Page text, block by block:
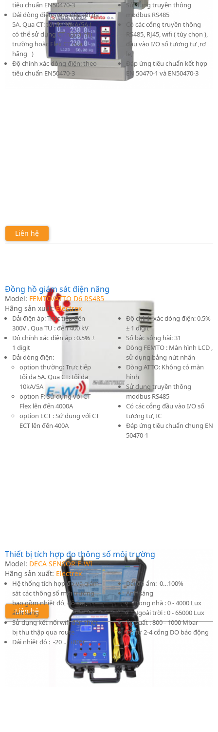
tiêu chuẩn EN50470-3
Dải dòng điện: Trực tiếp tối đa
5A. Qua CT: tối đa 10kA/5A (
có thể sử dụng CT ngoài thị
trường hoặc Flex CT của
hãng )
Độ chính xác dòng điện: theo
tiêu chuẩn EN50470-3
Sử dụng truyền thông
modbus RS485
Có các cổng truyền thông
RS485, RJ45, wifi ( tùy chọn ),
đầu vào I/O số tương tự ,rơ
le,
Đáp ứng tiêu chuẩn kết hợp
EN 50470-1 và EN50470-3
Liên hệ
Đồng hồ giám sát điện năng
Model: FEMTO/ATTO D6 RS485
Hãng sản xuất:Electrex
Dải điện áp: Trực tiếp đến
300V . Qua TU : đến 400 kV
Độ chính xác điện áp : 0.5% ±
1 digit
Dải dòng điện:
option thường: Trực tiếp
tối đa 5A. Qua CT: tối đa
10kA/5A
option F: Sử dụng với CT
Flex lên đến 4000A
option ECT : Sử dụng với CT
ECT lên đến 400A
Độ chính xác dòng điện: 0.5%
± 1 digit
Số bậc sóng hài: 31
Dòng FEMTO : Màn hình LCD ,
sử dụng bằng nút nhấn
Dòng ATTO: Không có màn
hình
Sử dụng truyền thông
modbus RS485
Có các cổng đầu vào I/O số
tương tự, IC
Đáp ứng tiêu chuẩn chung EN
50470-1
Liên hệ
Thiết bị tích hợp đo thông số môi trường
Model: DECA SENSOR E-WI
Hãng sản xuất: Electrex
Hệ thống tích hợp đo và giám
sát các thông số môi trường
bao gồm nhiêt độ, độ ẩm,
ánh sáng
Sử dụng kết nối wifi đến thiết
bị thu thập qua route
Dải nhiệt độ : -20 … +80°C
Dải độ ẩm: 0…100%
Ánh sáng
Trong nhà : 0 - 4000 Lux
Ngoài trời : 0 - 65000 Lux
Áp suất : 800 - 1000 Mbar
Có từ 2-4 cổng DO báo động